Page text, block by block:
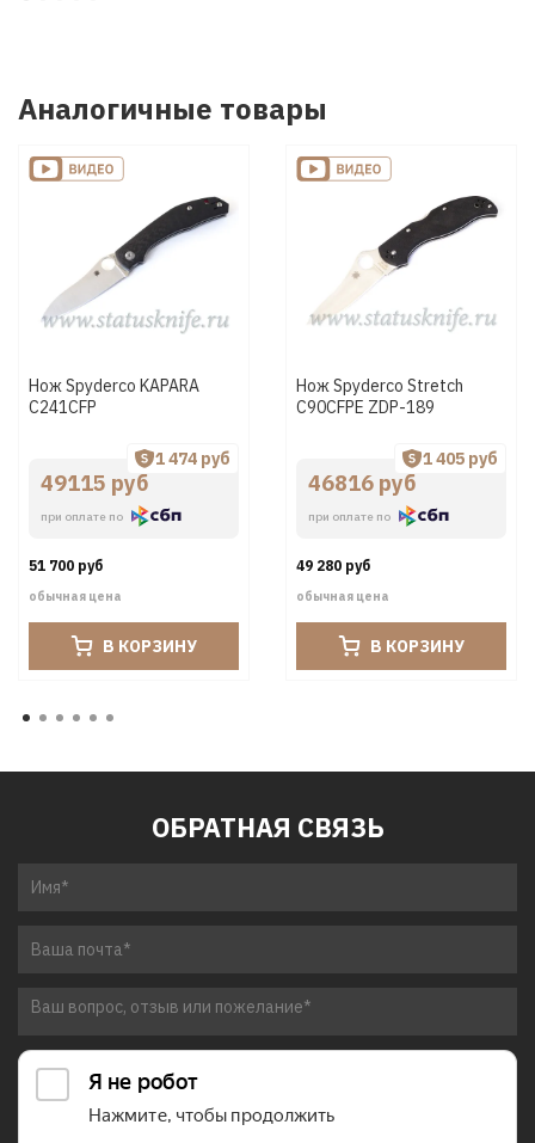
Аналогичные товары
Нож Spyderco KAPARA
C241CFP
49115 руб
при оплате по
1 474 руб
51 700 руб
обычная цена
В КОРЗИНУ
Нож Spyderco Stretch
C90CFPE ZDP-189
46816 руб
при оплате по
1 405 руб
49 280 руб
обычная цена
В КОРЗИНУ
ОБРАТНАЯ СВЯЗЬ